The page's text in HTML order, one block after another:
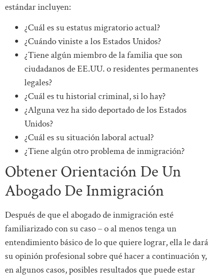
estándar incluyen:
¿Cuál es su estatus migratorio actual?
¿Cuándo viniste a los Estados Unidos?
¿Tiene algún miembro de la familia que son
ciudadanos de EE.UU. o residentes permanentes
legales?
¿Cuál es tu historial criminal, si lo hay?
¿Alguna vez ha sido deportado de los Estados
Unidos?
¿Cuál es su situación laboral actual?
¿Tiene algún otro problema de inmigración?
Obtener Orientación De Un
Abogado De Inmigración
Después de que el abogado de inmigración esté
familiarizado con su caso – o al menos tenga un
entendimiento básico de lo que quiere lograr, ella le dará
su opinión profesional sobre qué hacer a continuación y,
en algunos casos, posibles resultados que puede estar